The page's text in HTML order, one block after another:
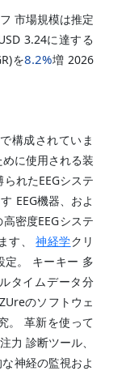
市場規模は推定
3.24に達する
を8.2%増 2026
構成されていま
に使用される装
れたEEGシステ
EEG機器、およ
密度EEGシステ
す、神経学クリ
定。 キーキー 多
タイムデータ分
のソフトウェ
。 革新を使って
力 診断ツール、
神経の監視およ